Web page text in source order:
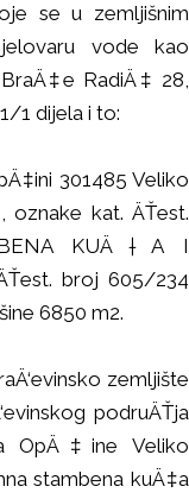
se u zemljišnim
vode kao
RadiÄ‡ 28,
1 dijela i to:
301485 Veliko
oznake kat. ÄŤest.
KUÄ†A I
broj 605/234
6850 m2.
zemljište
podruÄŤja
OpÄ‡ine Veliko
stambena kuÄ‡a